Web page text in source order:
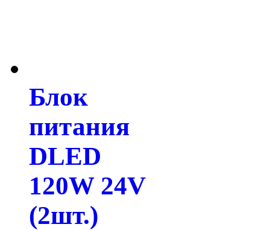
Блок
питания
DLED
120W 24V
(2шт.)